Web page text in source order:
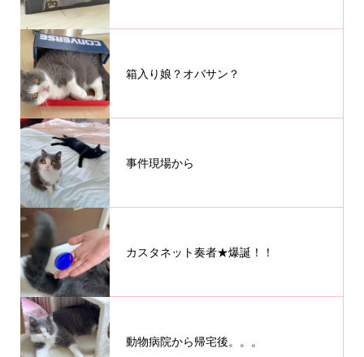
箱入り娘？オバサン？
事件現場から
カスタネット奏者★爆誕！！
動物病院から帰宅後。。。